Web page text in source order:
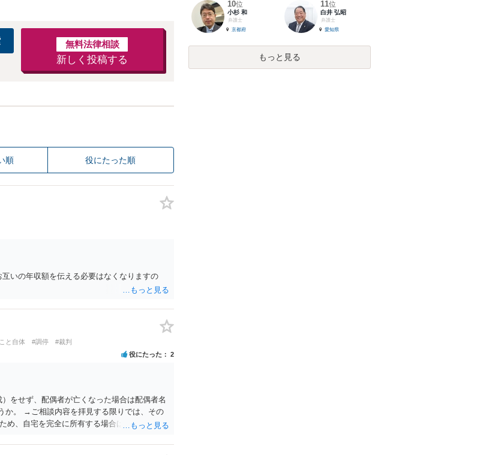
無料法律相談
新しく投稿する
順 役にたった順
いの年収額を伝える必要はなくなりますの
と自体 #調停 #裁判
役にたった 2
をせず、配偶者が亡くなった場合は配偶者名
か。 →ご相談内容を拝見する限りでは、その
、自宅を完全に所有する場合は、他の相続
10位
小杉 和
弁護士
京都府
11位
白井 弘昭
弁護士
愛知県
もっと見る